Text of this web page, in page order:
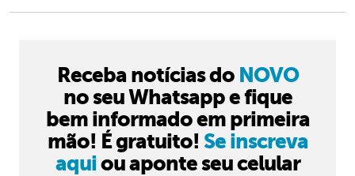
Receba notícias do NOVO
no seu Whatsapp e fique
bem informado em primeira
mão! É gratuito! Se inscreva
aquiou aponte seu celular